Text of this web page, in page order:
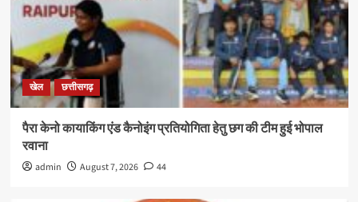
खेल छत्तीसगढ़
पैरा केनो कायाकिंग एंड कैनोइंग प्रतियोगिता हेतु छग की टीम हुई भोपाल
रवाना
admin August 7, 2026 44